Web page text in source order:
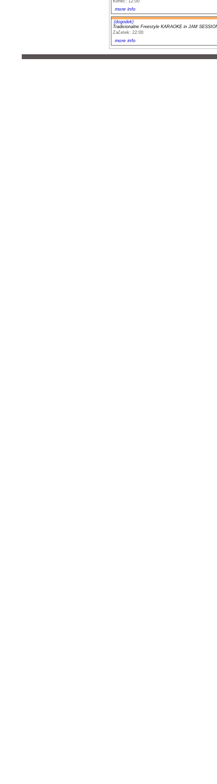
more info
(dogodek)
Tradicionalne Freestyle KARAOKE in JAM
Začetek: 22:00
more info